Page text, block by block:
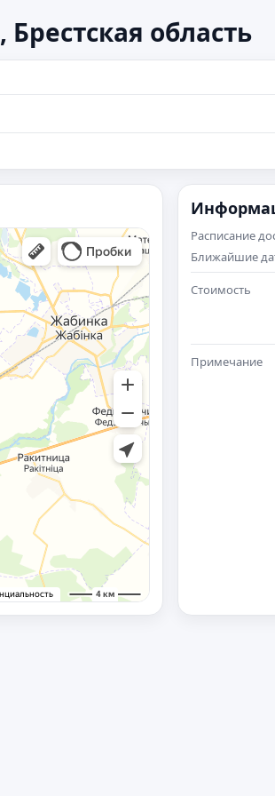
область
Расписание
Ближайшие
Стоимость
Примечание